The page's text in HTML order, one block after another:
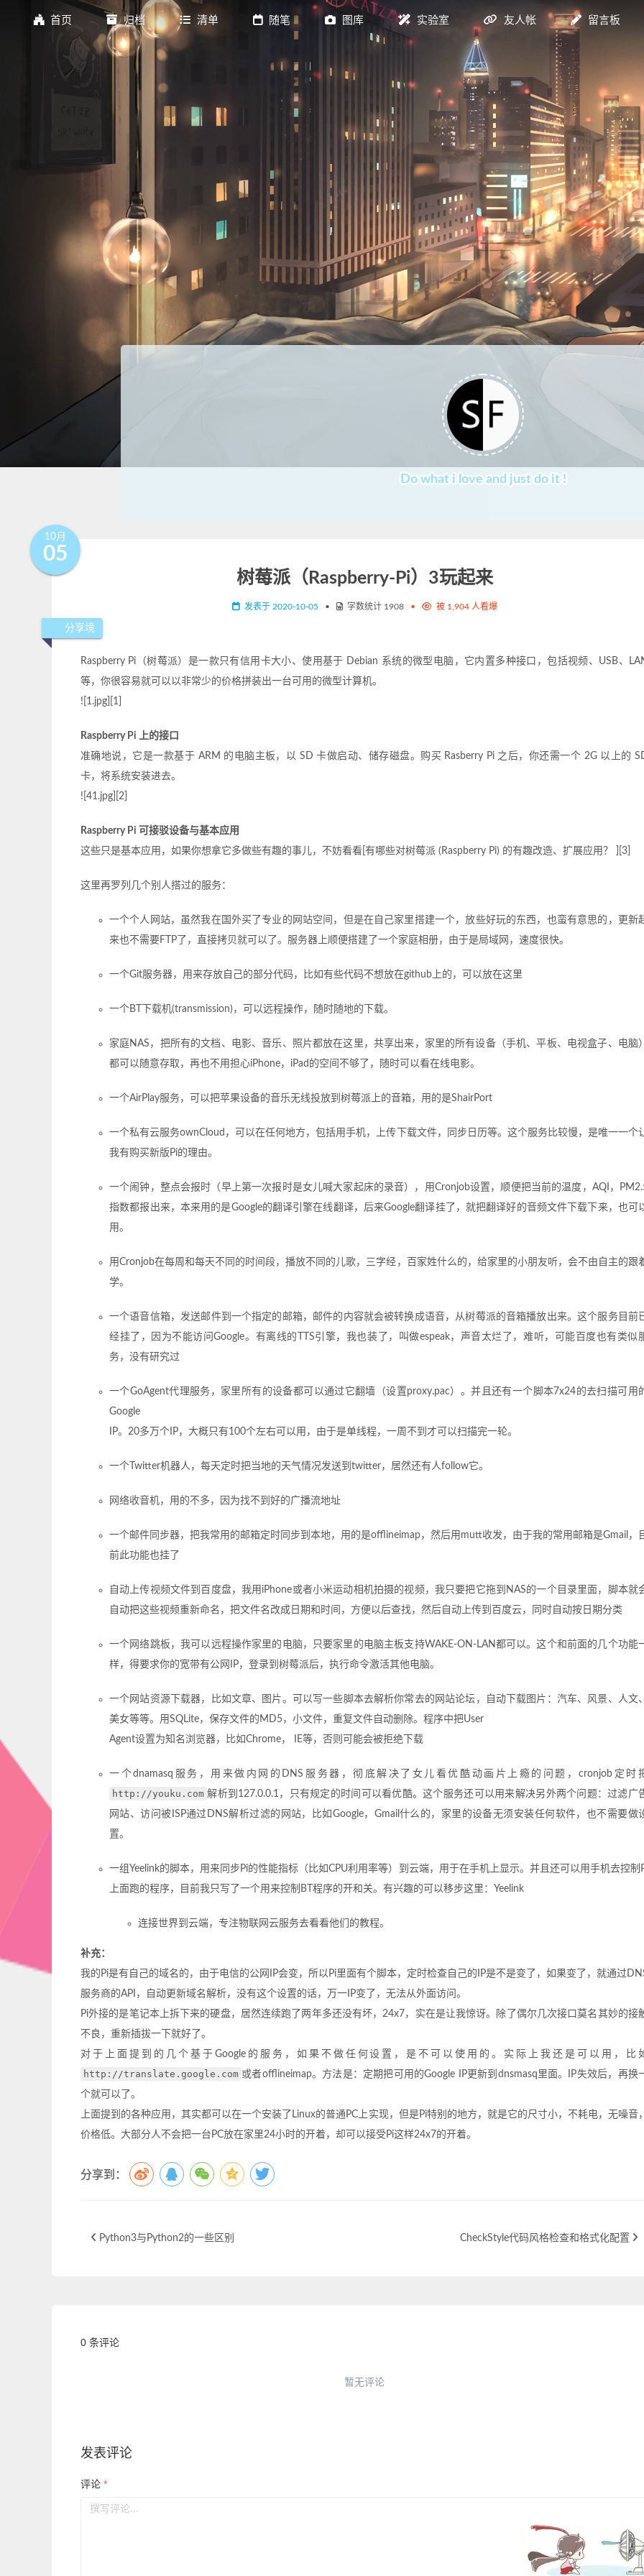
首页 归档 清单
书单
随笔 图库 实验室
监控
友人帐 留言板
Do what i love and just do it !
10月
05
分享境
树莓派（Raspberry-Pi）3玩起来
发表于 2020-10-05 • 字数统计 1908 • 被 1,904 人看爆
Raspberry Pi（树莓派）是一款只有信用卡大小、使用基于 Debian 系统的微型电脑，它内置多种接口，包括视频、USB、
等，你很容易就可以以非常少的价格拼装出一台可用的微型计算机。
![1.jpg][1]
Raspberry Pi 上的接口
准确地说，它是一款基于 ARM 的电脑主板，以 SD 卡做启动、储存磁盘。购买 Rasberry Pi 之后，你还需一个 2G 以上的
卡，将系统安装进去。
![41.jpg][2]
Raspberry Pi 可接驳设备与基本应用
这些只是基本应用，如果你想拿它多做些有趣的事儿，不妨看看[有哪些对树莓派 (Raspberry Pi) 的有趣改造、扩展应用？ ][3]
这里再罗列几个别人搭过的服务：
一个个人网站，虽然我在国外买了专业的网站空间，但是在自己家里搭建一个，放些好玩的东西，也蛮有意思的，更新
来也不需要FTP了，直接拷贝就可以了。服务器上顺便搭建了一个家庭相册，由于是局域网，速度很快。
一个Git服务器，用来存放自己的部分代码，比如有些代码不想放在github上的，可以放在这里
一个BT下载机(transmission)，可以远程操作，随时随地的下载。
家庭NAS，把所有的文档、电影、音乐、照片都放在这里，共享出来，家里的所有设备（手机、平板、电视盒子、电脑）
都可以随意存取，再也不用担心iPhone，iPad的空间不够了，随时可以看在线电影。
一个AirPlay服务，可以把苹果设备的音乐无线投放到树莓派上的音箱，用的是ShairPort
一个私有云服务ownCloud，可以在任何地方，包括用手机，上传下载文件，同步日历等。这个服务比较慢，是唯一一个
我有购买新版Pi的理由。
一个闹钟，整点会报时（早上第一次报时是女儿喊大家起床的录音），用Cronjob设置，顺便把当前的温度，AQI，
指数都报出来，本来用的是Google的翻译引擎在线翻译，后来Google翻译挂了，就把翻译好的音频文件下载下来，也可
用。
用Cronjob在每周和每天不同的时间段，播放不同的儿歌，三字经，百家姓什么的，给家里的小朋友听，会不由自主的跟
学。
一个语音信箱，发送邮件到一个指定的邮箱，邮件的内容就会被转换成语音，从树莓派的音箱播放出来。这个服务目前
经挂了，因为不能访问Google。有离线的TTS引擎，我也装了，叫做espeak，声音太烂了，难听，可能百度也有类似
务，没有研究过
一个GoAgent代理服务，家里所有的设备都可以通过它翻墙（设置proxy.pac）。并且还有一个脚本7x24的去扫描可用
Google
IP。20多万个IP，大概只有100个左右可以用，由于是单线程，一周不到才可以扫描完一轮。
一个Twitter机器人，每天定时把当地的天气情况发送到twitter，居然还有人follow它。
网络收音机，用的不多，因为找不到好的广播流地址
一个邮件同步器，把我常用的邮箱定时同步到本地，用的是offlineimap，然后用mutt收发，由于我的常用邮箱是Gmail，
前此功能也挂了
自动上传视频文件到百度盘，我用iPhone或者小米运动相机拍摄的视频，我只要把它拖到NAS的一个目录里面，脚本就
自动把这些视频重新命名，把文件名改成日期和时间，方便以后查找，然后自动上传到百度云，同时自动按日期分类
一个网络跳板，我可以远程操作家里的电脑，只要家里的电脑主板支持WAKE-ON-LAN都可以。这个和前面的几个功能
样，得要求你的宽带有公网IP，登录到树莓派后，执行命令激活其他电脑。
一个网站资源下载器，比如文章、图片。可以写一些脚本去解析你常去的网站论坛，自动下载图片：汽车、风景、人文、
美女等等。用SQLite，保存文件的MD5，小文件，重复文件自动删除。程序中把User
Agent设置为知名浏览器，比如Chrome， IE等，否则可能会被拒绝下载
一个dnamasq服务，用来做内网的DNS服务器，彻底解决了女儿看优酷动画片上瘾的问题，cronjob定时
http://youku.com 解析到127.0.0.1，只有规定的时间可以看优酷。这个服务还可以用来解决另外两个问题：过滤广
网站、访问被ISP通过DNS解析过滤的网站，比如Google，Gmail什么的，家里的设备无须安装任何软件，也不需要做
置。
一组Yeelink的脚本，用来同步Pi的性能指标（比如CPU利用率等）到云端，用于在手机上显示。并且还可以用手机去控制
上面跑的程序，目前我只写了一个用来控制BT程序的开和关。有兴趣的可以移步这里：Yeelink
连接世界到云端，专注物联网云服务去看看他们的教程。
补充：
我的Pi是有自己的域名的，由于电信的公网IP会变，所以Pi里面有个脚本，定时检查自己的IP是不是变了，如果变了，就通过
服务商的API，自动更新域名解析，没有这个设置的话，万一IP变了，无法从外面访问。
Pi外接的是笔记本上拆下来的硬盘，居然连续跑了两年多还没有坏，24x7，实在是让我惊讶。除了偶尔几次接口莫名其妙的接
不良，重新插拔一下就好了。
对于上面提到的几个基于Google的服务，如果不做任何设置，是不可以使用的。实际上我还是可以用，比
http://translate.google.com 或者offlineimap。方法是：定期把可用的Google IP更新到dnsmasq里面。IP失效后，再换
个就可以了。
上面提到的各种应用，其实都可以在一个安装了Linux的普通PC上实现，但是Pi特别的地方，就是它的尺寸小，不耗电，无噪音，
价格低。大部分人不会把一台PC放在家里24小时的开着，却可以接受Pi这样24x7的开着。
分享到：
Python3与Python2的一些区别 CheckStyle代码风格检查和格式化配置